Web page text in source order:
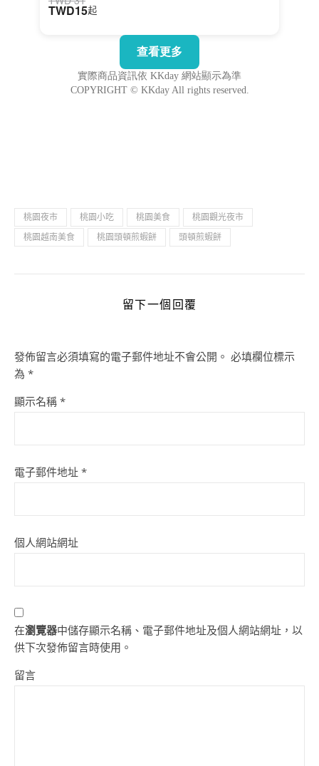
桃園夜市 桃園小吃 桃園美食
桃園觀光夜市
桃園越南美食
桃園頭頓煎蝦餅 頭頓煎蝦餅
留下一個回覆
發佈留言必須填寫的電子郵件地址不會公開。 必填欄位標示
為 *
顯示名稱 *
電子郵件地址 *
個人網站網址
在瀏覽器中儲存顯示名稱、電子郵件地址及個人網站網址，以
供下次發佈留言時使用。
留言